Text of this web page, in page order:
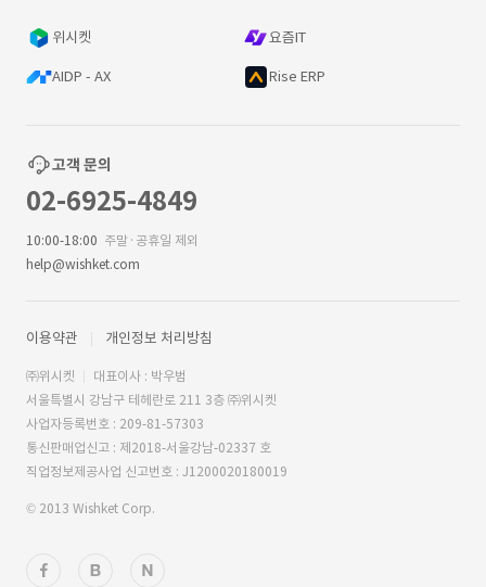
위시켓 요즘IT
AIDP - AX Rise ERP
고객 문의
02-6925-4849
10:00-18:00 주말·공휴일 제외
help@wishket.com
이용약관 개인정보 처리방침
㈜위시켓
대표이사 : 박우범
서울특별시 강남구 테헤란로 211 3층 ㈜위시켓
사업자등록번호 : 209-81-57303
통신판매업신고 : 제2018-서울강남-02337 호
직업정보제공사업 신고번호 : J1200020180019
© 2013 Wishket Corp.